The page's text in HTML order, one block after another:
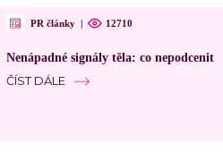
PR články | 12710
Nenápadné signály těla: co nepodcenit
ČÍST DÁLE